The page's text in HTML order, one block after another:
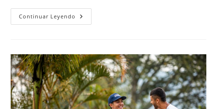
Continuar Leyendo Carers’
Support